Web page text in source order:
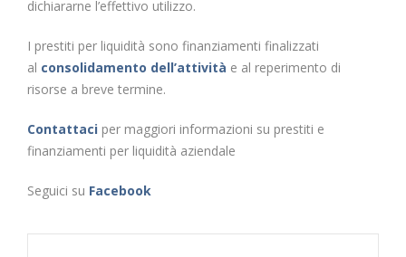
dichiararne l’effettivo utilizzo.
I prestiti per liquidità sono finanziamenti finalizzati
al consolidamento dell’attività e al reperimento di
risorse a breve termine.
Contattaci per maggiori informazioni su prestiti e
finanziamenti per liquidità aziendale
Seguici su Facebook